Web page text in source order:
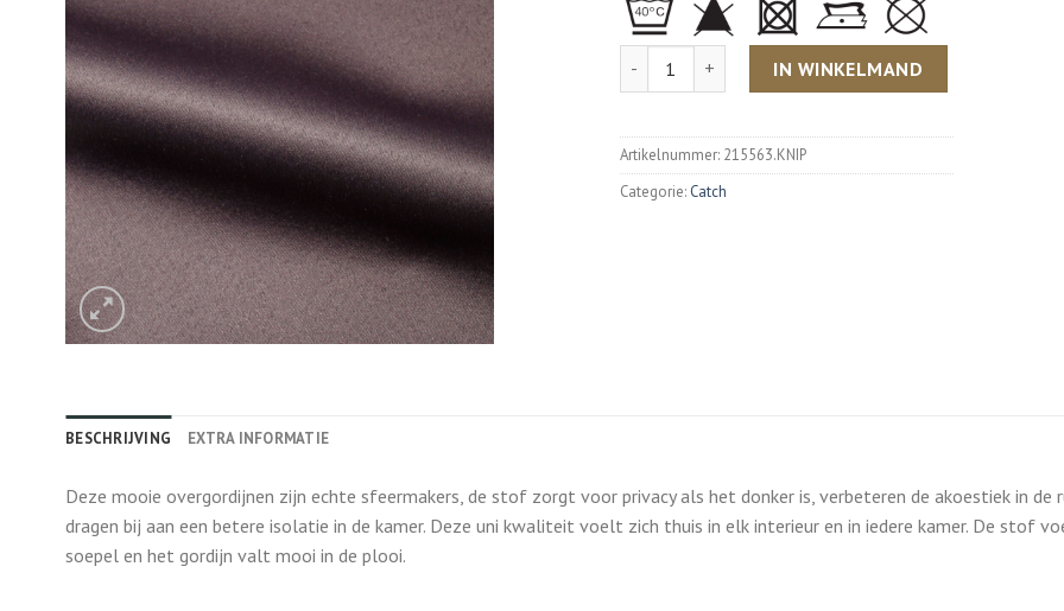
IN WINKELMAND
Artikelnummer: 215563.KNIP
Categorie: Catch
BESCHRIJVING EXTRA INFORMATIE
Deze mooie overgordijnen zijn echte sfeermakers, de stof zorgt voor privacy als het donker is, verbeteren de akoestiek in de
dragen bij aan een betere isolatie in de kamer. Deze uni kwaliteit voelt zich thuis in elk interieur en in iedere kamer. De stof
soepel en het gordijn valt mooi in de plooi.